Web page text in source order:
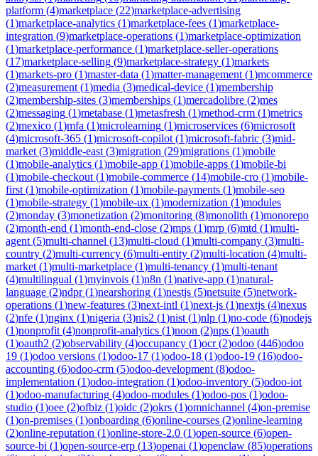
platform (4)marketplace (22)marketplace-advertising
(1)marketplace-analytics (1)marketplace-fees (1)marketplace-
integration (9)marketplace-operations (1)marketplace-optimization
(1)marketplace-performance (1)marketplace-seller-operations
(17)marketplace-selling (9)marketplace-strategy (1)markets
(1)markets-pro (1)master-data (1)matter-management (1)mcommerce
(2)measurement (1)media (3)medical-device (1)membership
(2)membership-sites (3)memberships (1)mercadolibre (2)mes
(2)messaging (1)metabase (1)metasfresh (1)method-crm (1)metrics
(2)mexico (1)mfa (1)microlearning (1)microservices (6)microsoft
(4)microsoft-365 (1)microsoft-copilot (1)microsoft-fabric (3)mid-
market (3)middle-east (3)migration (29)migrations (1)mobile
(1)mobile-analytics (1)mobile-app (1)mobile-apps (1)mobile-bi
(1)mobile-checkout (1)mobile-commerce (14)mobile-cro (1)mobile-
first (1)mobile-optimization (1)mobile-payments (1)mobile-seo
(1)mobile-strategy (1)mobile-ux (1)modernization (1)modules
(2)monday (3)monetization (2)monitoring (8)monolith (1)monorepo
(2)month-end (1)month-end-close (2)mps (1)mrp (6)mtd (1)multi-
agent (5)multi-channel (13)multi-cloud (1)multi-company (3)multi-
country (2)multi-currency (6)multi-entity (2)multi-location (4)multi-
market (1)multi-marketplace (1)multi-tenancy (1)multi-tenant
(4)multilingual (1)myinvois (1)n8n (1)native-app (1)natural-
language (2)ndpr(1)nearshoring (1)nestjs (5)netsuite (5)network-
operations (1)new-features (3)next-intl (1)next-js (1)nextjs (4)nexus
(2)nfe (1)nginx (1)nigeria (3)nis2 (1)nist (1)nlp (1)no-code (6)nodejs
(1)nonprofit (4)nonprofit-analytics (1)noon (2)nps (1)oauth
(1)oauth2 (2)observability (4)occupancy (1)ocr(2)odoo (446)odoo
19 (1)odoo versions (1)odoo-17 (1)odoo-18 (1)odoo-19 (16)odoo-
accounting (6)odoo-crm (5)odoo-development (8)odoo-
implementation (1)odoo-integration (1)odoo-inventory (5)odoo-iot
(1)odoo-manufacturing (4)odoo-modules (1)odoo-pos (1)odoo-
studio (1)oee (2)ofbiz (1)oidc (2)okrs (1)omnichannel (4)on-premise
(1)on-premises (1)onboarding (6)online-courses (2)online-learning
(2)online-reputation (1)online-store-2.0 (1)open-source (6)open-
source-bi (1)open-source-erp (13)openai (1)openclaw (85)operations